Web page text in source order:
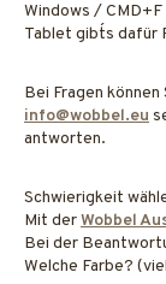
Windows /
Tablet gibt´s dafür
Bei Fragen
info@wobbel.eu
antworten.
Schwierigkeit
Mit derWobbel
Bei der
Welche Farbe?